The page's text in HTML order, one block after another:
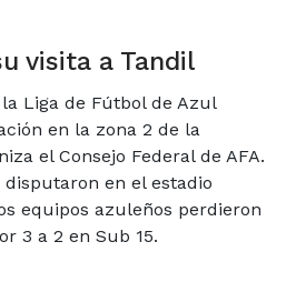
visita a Tandil
Liga de Fútbol de Azul
en la zona 2 de la
el Consejo Federal de AFA.
en el estadio
equipos azuleños perdieron
3 a 2 en Sub 15.